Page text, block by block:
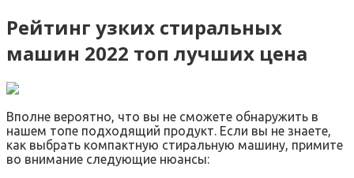
Рейтинг узких стиральных
машин 2022 топ лучших цена
Вполне вероятно, что вы не сможете обнаружить в
нашем топе подходящий продукт. Если вы не знаете,
как выбрать компактную стиральную машину, примите
во внимание следующие нюансы: